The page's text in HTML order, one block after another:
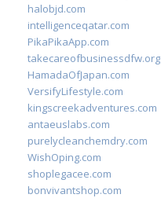
halobjd.com
intelligenceqatar.com
PikaPikaApp.com
takecareofbusinessdfw.org
HamadaOfJapan.com
VersifyLifestyle.com
kingscreekadventures.com
antaeuslabs.com
purelycleanchemdry.com
WishOping.com
shoplegacee.com
bonvivantshop.com